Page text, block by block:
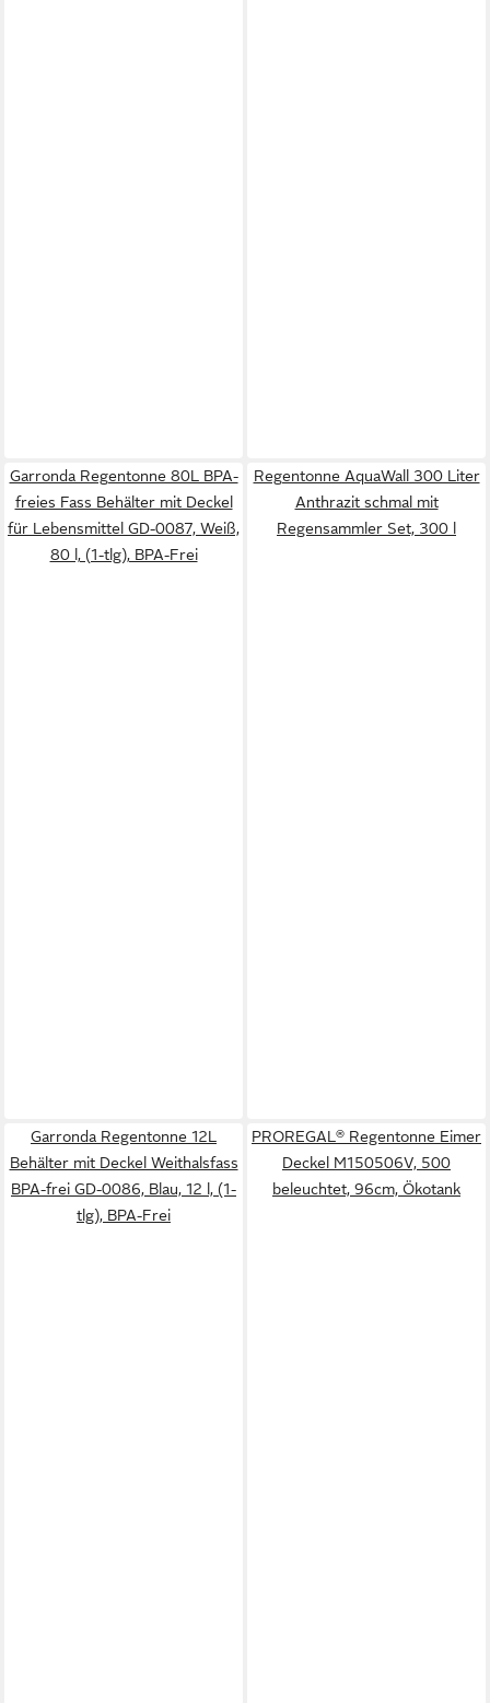
Garronda Regentonne 80L BPA-
freies Fass Behälter mit Deckel
für Lebensmittel GD-0087, Weiß,
80 l, (1-tlg), BPA-Frei
Regentonne AquaWall 300 Liter
Anthrazit schmal mit
Regensammler Set, 300 l
Garronda Regentonne 12L
Behälter mit Deckel Weithalsfass
BPA-frei GD-0086, Blau, 12 l, (1-
tlg), BPA-Frei
PROREGAL® Regentonne Eimer
Deckel M150506V, 500
beleuchtet, 96cm, Ökotank